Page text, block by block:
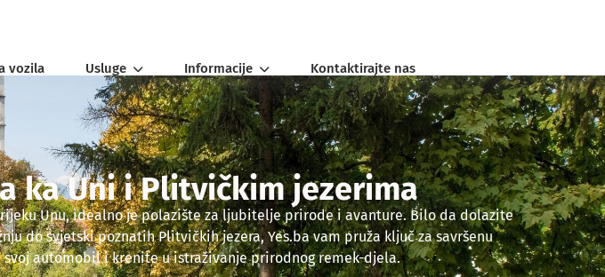
vozila Usluge Informacije Kontaktirajte nas
ka Uni i Plitvičkim jezerima
Unu, idealno je polazište za ljubitelje prirode i avanture. Bilo da dolazite
do svjetski poznatih Plitvičkih jezera, Yes.ba vam pruža ključ za savršenu
automobil i krenite u istraživanje prirodnog remek-djela.